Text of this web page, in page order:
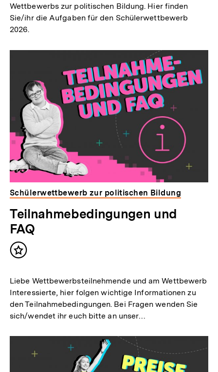
Wettbewerbs zur politischen Bildung. Hier finden
Sie/ihr die Aufgaben für den Schülerwettbewerb
2026.
Schülerwettbewerb zur politischen Bildung
Teilnahmebedingungen und
FAQ
Inhalt
Liebe Wettbewerbsteilnehmende und am Wettbewerb
Interessierte, hier folgen wichtige Informationen zu
den Teilnahmebedingungen. Bei Fragen wenden Sie
sich/wendet ihr euch bitte an unser…